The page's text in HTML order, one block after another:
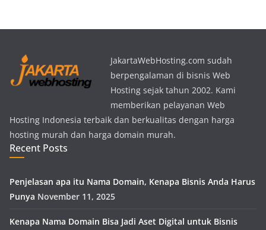
JakartaWebHosting.com sudah
berpengalaman di bisnis Web
Hosting sejak tahun 2002. Kami
memberikan pelayanan Web
Hosting Indonesia terbaik dan berkualitas dengan harga
hosting murah dan harga domain murah.
Recent Posts
Penjelasan apa itu Nama Domain, Kenapa Bisnis Anda Harus
Punya November 11, 2025
Kenapa Nama Domain Bisa Jadi Aset Digital untuk Bisnis